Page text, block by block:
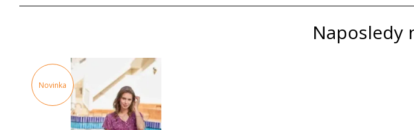
Naposledy
Novinka